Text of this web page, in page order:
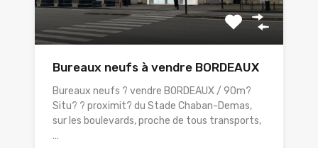
Bureaux neufs à vendre BORDEAUX
Bureaux neufs ? vendre BORDEAUX / 90m?
Situ? ? proximit? du Stade Chaban-Demas,
sur les boulevards, proche de tous transports,
…